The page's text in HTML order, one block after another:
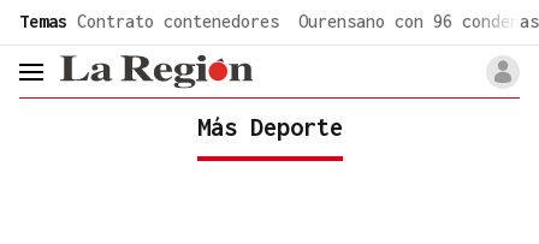
Temas Contrato contenedores Ourensano con 96 condenas
header.menu.open
Más Deporte